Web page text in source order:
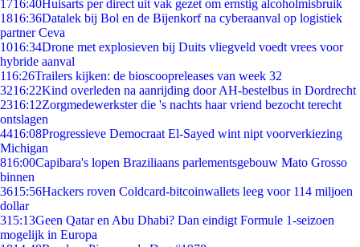
1716:40Huisarts per direct uit vak gezet om ernstig alcoholmisbruik
1816:36Datalek bij Bol en de Bijenkorf na cyberaanval op logistiek
partner Ceva
1016:34Drone met explosieven bij Duits vliegveld voedt vrees voor
hybride aanval
116:26Trailers kijken: de bioscoopreleases van week 32
3216:22Kind overleden na aanrijding door AH-bestelbus in Dordrecht
2316:12Zorgmedewerkster die 's nachts haar vriend bezocht terecht
ontslagen
4416:08Progressieve Democraat El-Sayed wint nipt voorverkiezing
Michigan
816:00Capibara's lopen Braziliaans parlementsgebouw Mato Grosso
binnen
3615:56Hackers roven Coldcard-bitcoinwallets leeg voor 114 miljoen
dollar
315:13Geen Qatar en Abu Dhabi? Dan eindigt Formule 1-seizoen
mogelijk in Europa